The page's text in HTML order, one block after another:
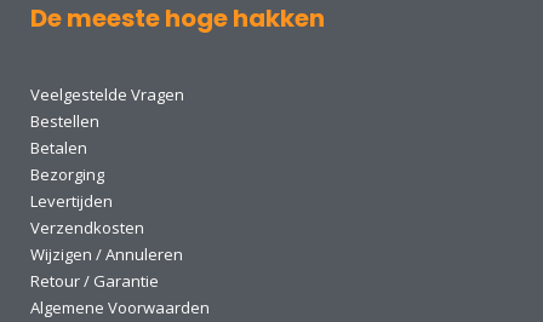
De meeste hoge hakken
Veelgestelde Vragen
Bestellen
Betalen
Bezorging
Levertijden
Verzendkosten
Wijzigen / Annuleren
Retour / Garantie
Algemene Voorwaarden